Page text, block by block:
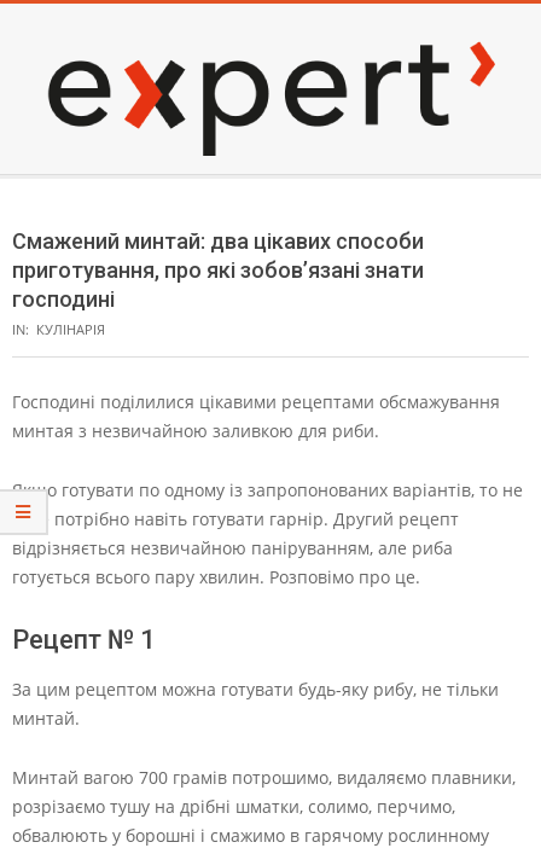
content
EXPERT
Menu
Смажений минтай: два цікавих способи
приготування, про які зобов’язані знати
господині
IN: КУЛІНАРІЯ
Господині поділилися цікавими рецептами обсмажування
минтая з незвичайною заливкою для риби.
Якщо готувати по одному із запропонованих варіантів, то не
буде потрібно навіть готувати гарнір. Другий рецепт
відрізняється незвичайною паніруванням, але риба
готується всього пару хвилин. Розповімо про це.
Рецепт № 1
За цим рецептом можна готувати будь-яку рибу, не тільки
минтай.
Минтай вагою 700 грамів потрошимо, видаляємо плавники,
розрізаємо тушу на дрібні шматки, солимо, перчимо,
обвалюють у борошні і смажимо в гарячому рослинному